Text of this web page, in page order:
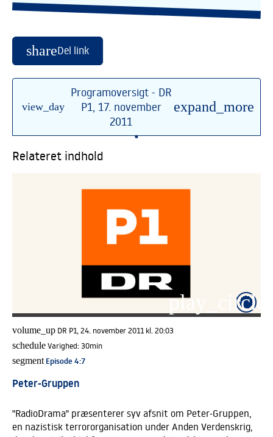
shareDel link
view_day
Programoversigt - DR
P1, 17. november
2011
expand_more
•
Relateret indhold
volume_up DR P1, 24. november 2011 kl. 20:03
scheduleVarighed:30min
segment Episode 4:7
Peter-Gruppen
"RadioDrama" præsenterer syv afsnit om Peter-Gruppen,
en nazistisk terrororganisation under Anden Verdenskrig,